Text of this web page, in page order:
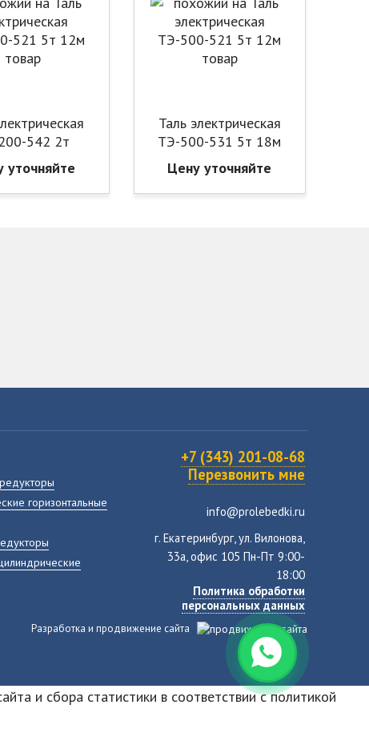
542 2т
уточняйте
Таль электрическая
ТЭ-500-531 5т 18м
Цену уточняйте
горизонтальные
+7 (343) 201-08-68
Перезвонить мне
info@prolebedki.ru
г. Екатеринбург, ул. Вилонова,
33а, офис 105 Пн-Пт 9:00-
18:00
Политика обработки
персональных данных
Разработка и продвижение сайта
и сбора статистики в соответствии сполитикой